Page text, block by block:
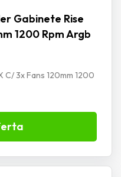
Gabinete Rise
1200 Rpm Argb
C/ 3x Fans 120mm 1200